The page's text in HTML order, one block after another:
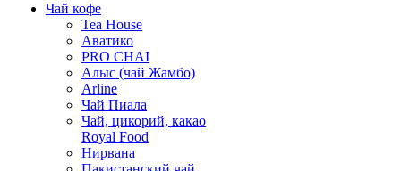
Чай кофе
Tea House
Аватико
PRO CHAI
Алыс (чай Жамбо)
Arline
Чай Пиала
Чай, цикорий, какао
Royal Food
Нирвана